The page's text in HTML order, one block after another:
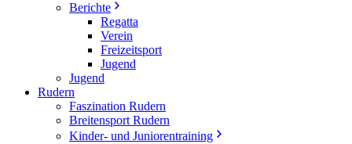
Berichte
Regatta
Verein
Freizeitsport
Jugend
Jugend
Rudern
Faszination Rudern
Breitensport Rudern
Kinder- und Juniorentraining